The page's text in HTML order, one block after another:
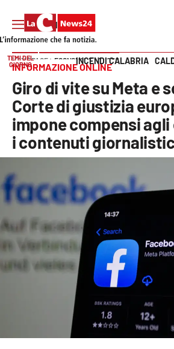
SEZIONI
Cronaca
Politica
Attualità
Economia e lavoro
Italia Mondo
Cultura
Vai
TEMI DEL
GIORNO
INCENDI CALABRIA
HOME PAGE ECONOMIA E LAVORO
INFORMAZIONE ONLINE
Giro di vite su Meta e
Corte di giustizia
impone compensi
i contenuti